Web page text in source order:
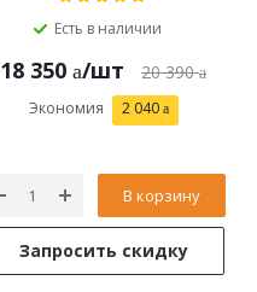
Есть в наличии
18 350 /шт 20 390
Экономия 2 040
В корзину
Запросить скидку